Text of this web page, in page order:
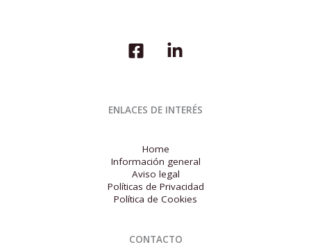
ENLACES DE INTERÉS
Home
Información general
Aviso legal
Políticas de Privacidad
Política de Cookies
CONTACTO